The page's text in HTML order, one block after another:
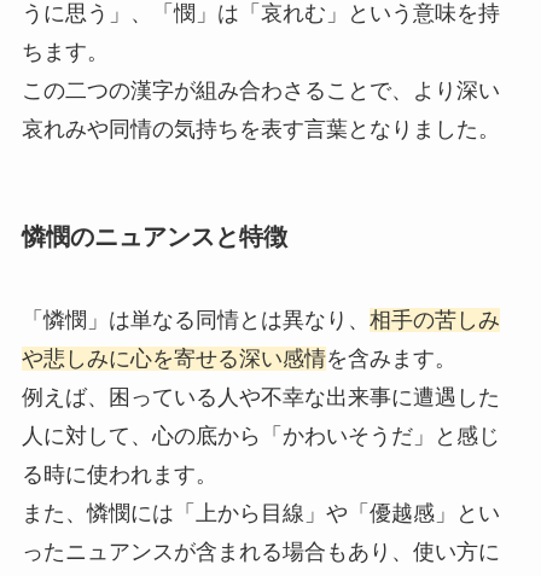
うに思う」、「憫」は「哀れむ」という意味を持
ちます。
この二つの漢字が組み合わさることで、より深い
哀れみや同情の気持ちを表す言葉となりました。
憐憫のニュアンスと特徴
「憐憫」は単なる同情とは異なり、 相手の苦しみ
や悲しみに心を寄せる深い感情を含みます。
例えば、困っている人や不幸な出来事に遭遇した
人に対して、心の底から「かわいそうだ」と感じ
る時に使われます。
また、憐憫には「上から目線」や「優越感」とい
ったニュアンスが含まれる場合もあり、使い方に